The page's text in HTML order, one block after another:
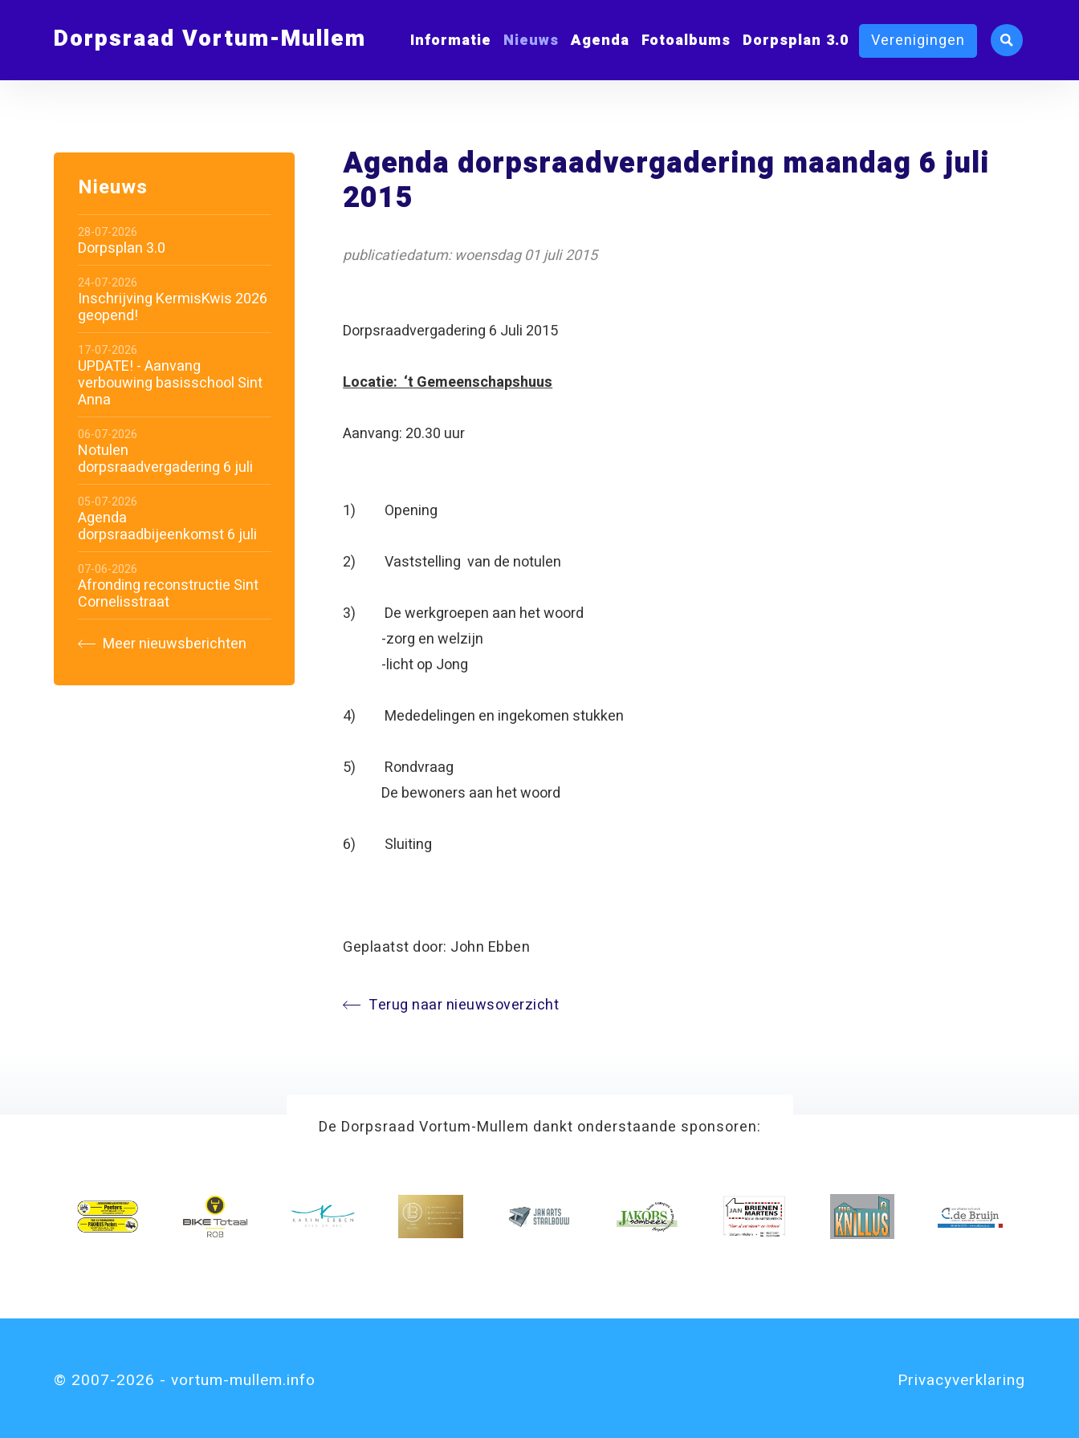
Dorpsraad Vortum-Mullem Informatie Nieuws Agenda Fotoalbums Dorpsplan 3.0 Verenigingen
Agenda dorpsraadvergadering maandag 6 juli
2015
publicatiedatum: woensdag 01 juli 2015
Dorpsraadvergadering 6 Juli 2015
Locatie: ‘t Gemeenschapshuus
Aanvang: 20.30 uur
1) Opening
2) Vaststelling van de notulen
3) De werkgroepen aan het woord
-zorg en welzijn
-licht op Jong
4) Mededelingen en ingekomen stukken
5) Rondvraag
De bewoners aan het woord
6) Sluiting
Geplaatst door: John Ebben
Terug naar nieuwsoverzicht
Nieuws
28-07-2026
Dorpsplan 3.0
24-07-2026
Inschrijving KermisKwis 2026
geopend!
17-07-2026
UPDATE! - Aanvang
verbouwing basisschool Sint
Anna
06-07-2026
Notulen
dorpsraadvergadering 6 juli
05-07-2026
Agenda
dorpsraadbijeenkomst 6 juli
07-06-2026
Afronding reconstructie Sint
Cornelisstraat
Meer nieuwsberichten
De Dorpsraad Vortum-Mullem dankt onderstaande sponsoren:
© 2007-2026 - vortum-mullem.info Privacyverklaring